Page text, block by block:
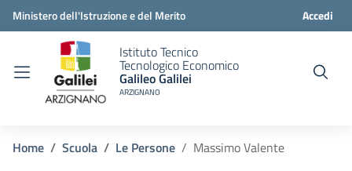
Ministero dell'Istruzione e del Merito Accedi
Istituto Tecnico
Tecnologico Economico
Galileo Galilei
ARZIGNANO
Home Scuola Le Persone Massimo Valente